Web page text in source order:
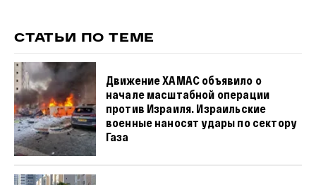
СТАТЬИ ПО ТЕМЕ
Движение ХАМАС объявило о
начале масштабной операции
против Израиля. Израильские
военные наносят удары по сектору
Газа